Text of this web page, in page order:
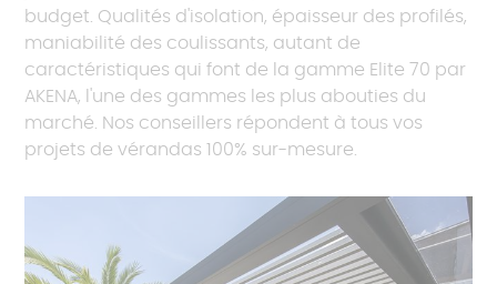
budget. Qualités d'isolation, épaisseur des profilés,
maniabilité des coulissants, autant de
caractéristiques qui font de la gamme Elite 70 par
AKENA, l'une des gammes les plus abouties du
marché. Nos conseillers répondent à tous vos
projets de vérandas 100% sur-mesure.